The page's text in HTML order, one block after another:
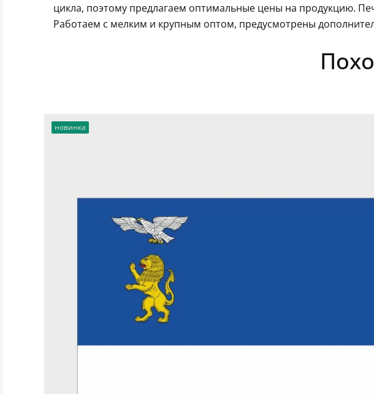
цикла, поэтому предлагаем оптимальные цены на продукцию.
Работаем с мелким и крупным оптом, предусмотрены
новинка